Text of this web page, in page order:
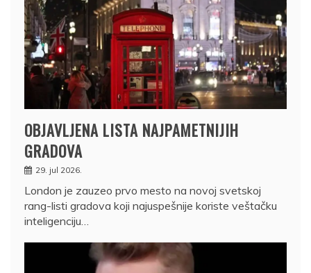
OBJAVLJENA LISTA NAJPAMETNIJIH
GRADOVA
29. jul 2026.
London je zauzeo prvo mesto na novoj svetskoj
rang-listi gradova koji najuspešnije koriste veštačku
inteligenciju…